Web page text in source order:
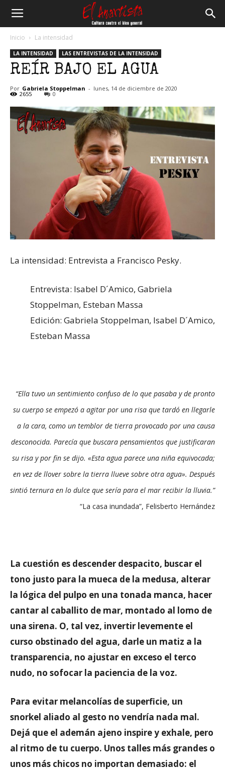
Anartista
Inicio La intensidad
LA INTENSIDAD LAS ENTREVISTAS DE LA INTENSIDAD
REÍR BAJO EL AGUA
Por Gabriela Stoppelman - lunes, 14 de diciembre de 2020
2655 0
La intensidad: Entrevista a Francisco Pesky.
Entrevista: Isabel D´Amico, Gabriela
Stoppelman, Esteban Massa
Edición: Gabriela Stoppelman, Isabel D´Amico,
Esteban Massa
“Ella tuvo un sentimiento confuso de lo que pasaba y de pronto
su cuerpo se empezó a agitar por una risa que tardó en llegarle
a la cara, como un temblor de tierra provocado por una causa
desconocida. Parecía que buscara pensamientos que justificaran
su risa y por fin se dijo. «Esta agua parece una niña equivocada;
en vez de llover sobre la tierra llueve sobre otra agua». Después
sintió ternura en lo dulce que sería para el mar recibir la lluvia.”
“La casa inundada”, Felisberto Hernández
La cuestión es descender despacito, buscar el
tono justo para la mueca de la medusa, alterar
la lógica del pulpo en una tonada manca, hacer
cantar al caballito de mar, montado al lomo de
una sirena. O, tal vez, invertir levemente el
curso obstinado del agua, darle un matiz a la
transparencia, no ajustar en exceso el terco
nudo, no sofocar la paciencia de la voz.
Para evitar melancolías de superficie, un
snorkel aliado al gesto no vendría nada mal.
Dejá que el ademán ajeno inspire y exhale, pero
al ritmo de tu cuerpo. Unos talles más grandes o
unos más chicos no importan demasiado: el